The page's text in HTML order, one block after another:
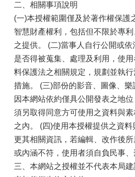
二、相關事項說明
(一)本授權範圍僅及於著作權保護
智慧財產權利，包括但不限於專
之提供。 (二)當事人自行公開或
是否得被蒐集、處理及利用，使
料保護法之相關規定，規劃並執
措施。 (三)部份的影音、圖像、樂
因本網站依約僅具公開發表之地
須另取得同意方可使用之資料與
之內。 (四)使用本授權提供之資
更其相關資訊，若編輯、改作後
或內涵不符，使用者須自負民事、
三、本網站之授權並不代表本局